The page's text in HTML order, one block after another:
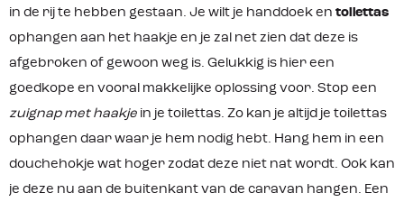
nu een weekendje weg gaat of een
langere reis maakt, deze toilettas
voldoet aan al je behoeften.
Productkenmerken: Materiaal: 100%
Ophanghaak Gewicht: 150 gram
Afmeting: 18 x 27 cm PFC-vrij
in de rij te hebben gestaan. Je wilt je handdoek en toilettas
ophangen aan het haakje en je zal net zien dat deze is
afgebroken of gewoon weg is. Gelukkig is hier een
goedkope en vooral makkelijke oplossing voor. Stop een
zuignap met haakje in je toilettas. Zo kan je altijd je toilettas
ophangen daar waar je hem nodig hebt. Hang hem in een
douchehokje wat hoger zodat deze niet nat wordt. Ook kan
je deze nu aan de buitenkant van de caravan hangen. Een